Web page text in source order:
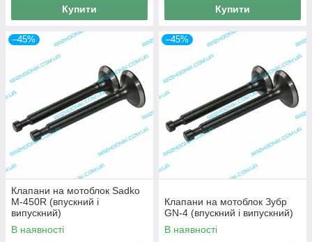
Купити Купити
–45%
Клапани на мотоблок Sadko
M-450R (впускний і
випускний)
В наявності
–45%
Клапани на мотоблок Зубр
GN-4 (впускний і випускний)
В наявності